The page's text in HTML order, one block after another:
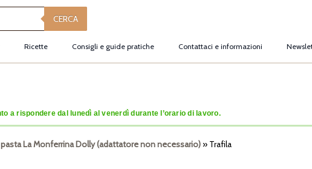
CERCA
Ricette Consigli e guide pratiche Contattaci e informazioni
a rispondere dal lunedì al venerdì durante l’orario di lavoro.
La Monferrina Dolly (adattatore non necessario)» Trafila